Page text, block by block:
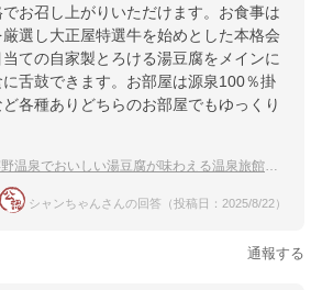
ル詳細を詳しく見る
お召し上がりいただけます。お食事は
選し大正屋特選牛を始めとした本格会
ての自家製とろける湯豆腐をメインに
舌鼓できます。お部屋は源泉100％掛
各種ありどちらのお部屋でもゆっくり
温泉でおいしい湯豆腐が味わえる温泉旅館を探しています。
シャンちゃんさんの回答（投稿日：2025/8/22）
通報する